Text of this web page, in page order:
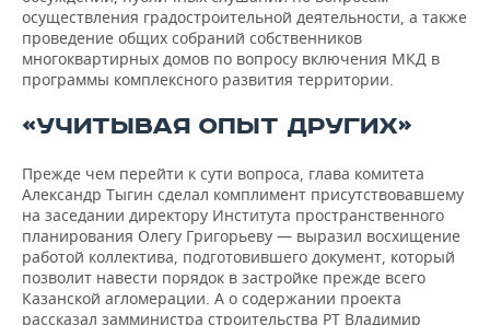
осуществления градостроительной деятельности, а также
проведение общих собраний собственников
многоквартирных домов по вопросу включения МКД в
программы комплексного развития территории.
«УЧИТЫВАЯ ОПЫТ ДРУГИХ»
Прежде чем перейти к сути вопроса, глава комитета
Александр Тыгин сделал комплимент присутствовавшему
на заседании директору Института пространственного
планирования Олегу Григорьеву — выразил восхищение
работой коллектива, подготовившего документ, который
позволит навести порядок в застройке прежде всего
Казанской агломерации. А о содержании проекта
рассказал замминистра строительства РТ Владимир